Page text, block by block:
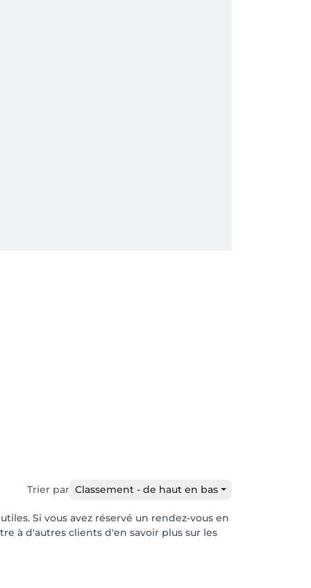
Trier par Classement - de haut en bas
Si vous avez réservé un rendez-vous en
à d'autres clients d'en savoir plus sur les